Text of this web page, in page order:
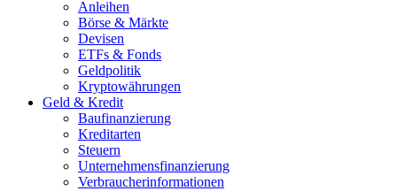
Anleihen
Börse & Märkte
Devisen
ETFs & Fonds
Geldpolitik
Kryptowährungen
Geld & Kredit
Baufinanzierung
Kreditarten
Steuern
Unternehmensfinanzierung
Verbraucherinformationen